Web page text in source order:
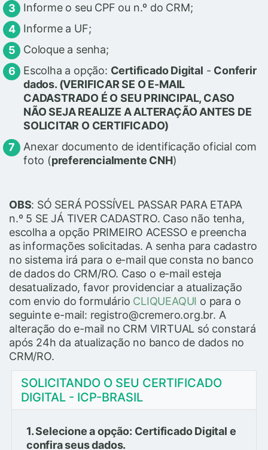
Informe o seu CPF ou n.º do CRM;
Informe a UF;
Coloque a senha;
Escolha a opção: Certificado Digital - Conferir
dados. (VERIFICAR SE O E-MAIL
CADASTRADO É O SEU PRINCIPAL, CASO
NÃO SEJA REALIZE A ALTERAÇÃO ANTES DE
SOLICITAR O CERTIFICADO)
Anexar documento de identificação oficial com
foto (preferencialmente CNH)
OBS: SÓ SERÁ POSSÍVEL PASSAR PARA ETAPA
n.º 5 SE JÁ TIVER CADASTRO. Caso não tenha,
escolha a opção PRIMEIRO ACESSO e preencha
as informações solicitadas. A senha para cadastro
no sistema irá para o e-mail que consta no banco
de dados do CRM/RO. Caso o e-mail esteja
desatualizado, favor providenciar a atualização
com envio do formulário CLIQUEAQUI o para o
seguinte e-mail: registro@cremero.org.br. A
alteração do e-mail no CRM VIRTUAL só constará
após 24h da atualização no banco de dados no
CRM/RO.
SOLICITANDO O SEU CERTIFICADO
DIGITAL - ICP-BRASIL
1. Selecione a opção: Certificado Digital e
confira seus dados.